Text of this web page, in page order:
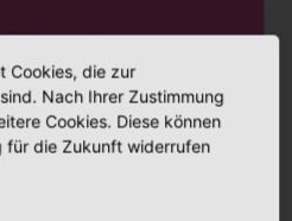
Cookies, die zur
Nach Ihrer Zustimmung
Cookies. Diese können
für die Zukunft widerrufen